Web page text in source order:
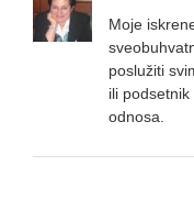
Moje
poslužiti
ili
odnosa.